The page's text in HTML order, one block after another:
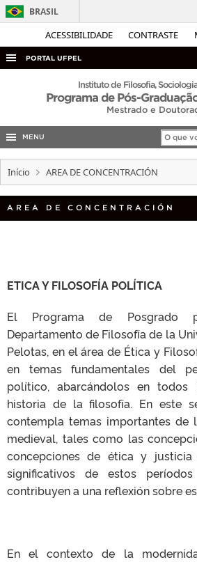
ACESSIBILIDADE CONTRASTE
BRASIL
PORTAL UFPEL
ACESSO À INFORMAÇÃO
AUDITORIA
EDITAIS
Instituto de Filosofia,
Programa de Pós-
Mestrado e
MENU
Início AREA DE CONCENTRACIÓN
AREA DE CONCENTRACIÓN
ETICA Y FILOSOFÍA POLÍTICA
El Programa de Posgrado
Departamento de Filosofía de la
Pelotas, en el área de Ética y
en temas fundamentales del
político, abarcándolos en
historia de la filosofía. En este
contempla temas importantes de
medieval, tales como las
concepciones de ética y
significativos de estos
contribuyen a una reflexión sobre
En el contexto de la